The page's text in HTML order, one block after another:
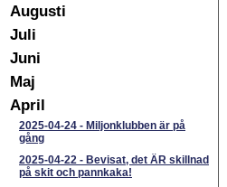
Augusti
Juli
Juni
Maj
April
2025-04-24 - Miljonklubben är på
gång
2025-04-22 - Bevisat, det ÄR skillnad
på skit och pannkaka!